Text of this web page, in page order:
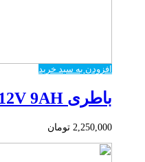
افزودن به سبد خرید
باطری OPTIMA 12V 9AH
2,250,000 تومان